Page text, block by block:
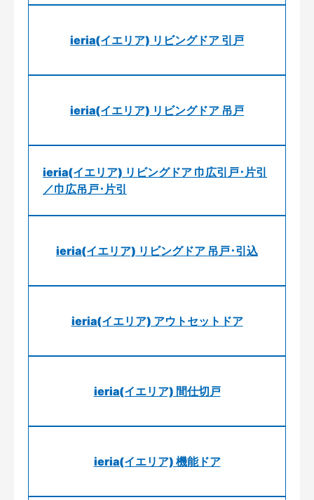
ieria(イエリア) リビングドア 引戸
ieria(イエリア) リビングドア 吊戸
ieria(イエリア) リビングドア 巾広引戸･片引
／巾広吊戸･片引
ieria(イエリア) リビングドア 吊戸･引込
ieria(イエリア) アウトセットドア
ieria(イエリア) 間仕切戸
ieria(イエリア) 機能ドア